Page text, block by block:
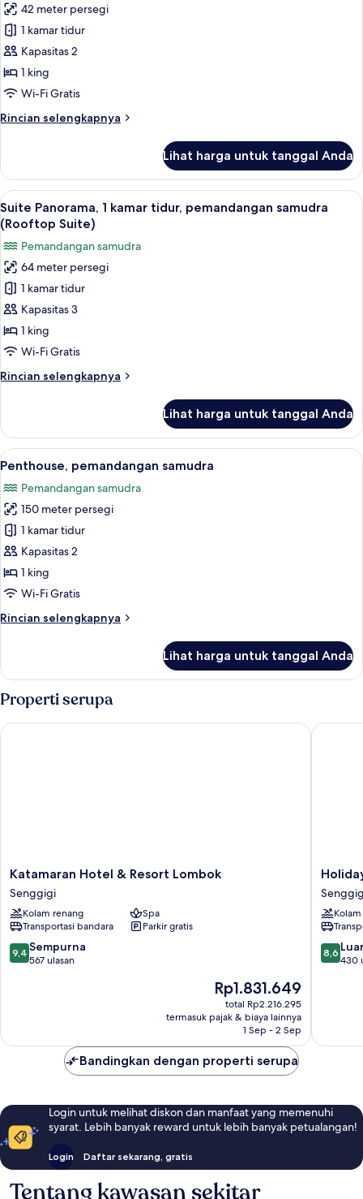
untuk
Suite
Panorama,
pemandangan
samudra
Rooftop)
42 meter persegi
1 kamar tidur
Kapasitas 2
1 king
Wi-Fi Gratis
Rincian selengkapnya
Rincian
Suite
Panorama,
pemandangan
samudra
(Ocean
Rooftop)
Lihat harga untuk tanggal Anda
Lihat
semua
foto
untuk
Suite
Panorama,
1
kamar
tidur,
samudra
Suite Panorama, 1 kamar tidur,
3
Suite Panorama, 1 kamar tidur, pemandangan samudra
(Rooftop Suite)
Pemandangan samudra
64 meter persegi
1 kamar tidur
Kapasitas 3
1 king
Wi-Fi Gratis
Rincian selengkapnya
Rincian
Suite
Panorama,
1
tidur,
pemandangan
samudra
(Rooftop
Suite)
Lihat harga untuk tanggal Anda
Lihat
semua
foto
untuk
Penthouse,
pemandangan
samudra
Penthouse, pemandangan samudra
6
Penthouse, pemandangan samudra
Pemandangan samudra
150 meter persegi
1 kamar tidur
Kapasitas 2
1 king
Wi-Fi Gratis
Rincian selengkapnya
Rincian
Penthouse,
samudra
Lihat harga untuk tanggal Anda
Properti serupa
Katamaran
Hotel
&
Resort
Lombok
Senggigi
Katamaran Hotel & Resort Lombok
Senggigi
Kolam renang
Spa
Transportasi bandara
Parkir gratis
9.4
dari
9,4 Sempurna
567 ulasan
Harga
sekarang
Rp1.831.649
Rp1.831.649
total Rp2.216.295
termasuk pajak & biaya lainnya
1 Sep - 2 Sep
Katamaran Hotel & Resort Lombok
Holiday
Resort
Lombok
8.6
dari
8,6
430
Holiday
Bandingkan dengan properti serupa
Login untuk melihat diskon dan manfaat yang memenuhi
syarat. Lebih banyak reward untuk lebih banyak petualangan!
Login Daftar sekarang, gratis
Tentang kawasan sekitar